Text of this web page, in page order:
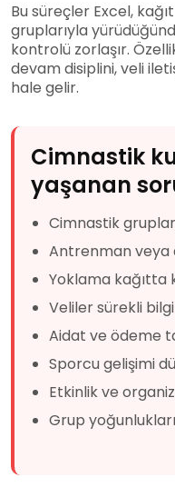
Bu süreçler Excel,
gruplarıyla
kontrolü zorlaşır.
devam disiplini, veli
hale gelir.
Cimnastik
yaşanan
Cimnastik
Antrenman veya
Yoklama kağıtta
Veliler sürekli
Aidat ve ödeme
Sporcu gelişimi
Etkinlik ve
Grup